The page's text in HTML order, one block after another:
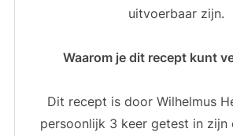
uitvoerbaar zijn.
Waarom je dit recept kunt
Dit recept is door Wilhelmus
persoonlijk 3 keer getest in zijn